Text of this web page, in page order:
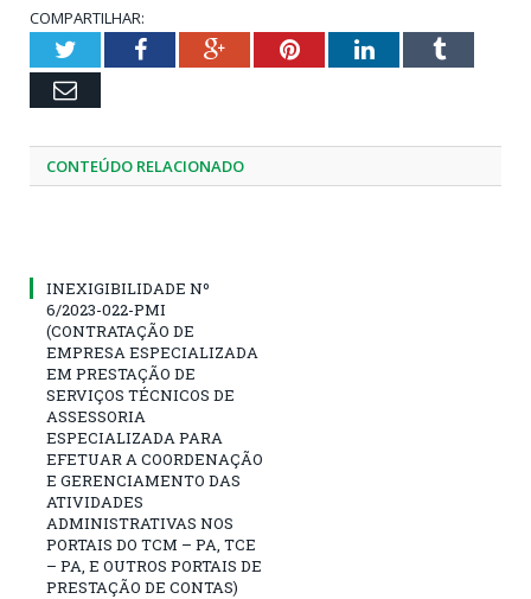
COMPARTILHAR:
TwitterFacebookGoogle+PinterestLinkedInTumblr
Email
CONTEÚDO RELACIONADO
INEXIGIBILIDADE Nº
6/2023-022-PMI
(CONTRATAÇÃO DE
EMPRESA ESPECIALIZADA
EM PRESTAÇÃO DE
SERVIÇOS TÉCNICOS DE
ASSESSORIA
ESPECIALIZADA PARA
EFETUAR A COORDENAÇÃO
E GERENCIAMENTO DAS
ATIVIDADES
ADMINISTRATIVAS NOS
PORTAIS DO TCM – PA, TCE
– PA, E OUTROS PORTAIS DE
PRESTAÇÃO DE CONTAS)